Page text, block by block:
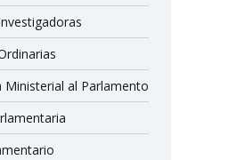
Ministerial al Parlamento